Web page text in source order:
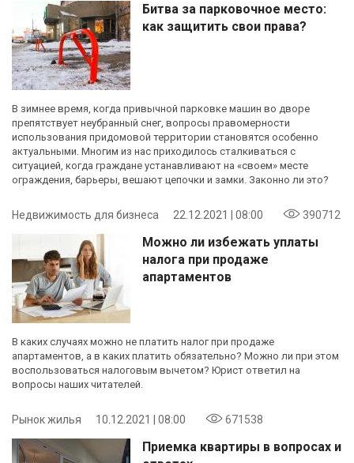
Битва за парковочное место:
как защитить свои права?
В зимнее время, когда привычной парковке машин во дворе
препятствует неубранный снег, вопросы правомерности
использования придомовой территории становятся особенно
актуальными. Многим из нас приходилось сталкиваться с
ситуацией, когда граждане устанавливают на «своем» месте
ограждения, барьеры, вешают цепочки и замки. Законно ли это?
Недвижимость для бизнеса 22.12.2021 | 08:00 390712
Можно ли избежать уплаты
налога при продаже
апартаментов
В каких случаях можно не платить налог при продаже
апартаментов, а в каких платить обязательно? Можно ли при этом
воспользоваться налоговым вычетом? Юрист ответил на
вопросы наших читателей.
Рынок жилья 10.12.2021 | 08:00 671538
Приемка квартиры в вопросах и